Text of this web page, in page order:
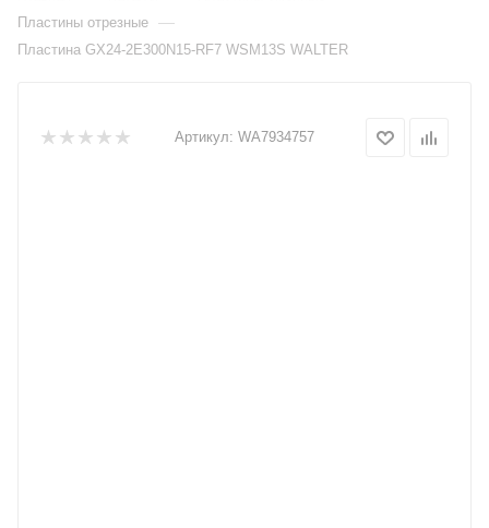
Пластины отрезные —
Пластина GX24-2E300N15-RF7 WSM13S WALTER
Артикул: WA7934757